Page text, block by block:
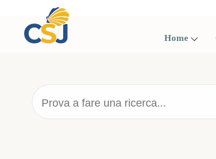
content
Home
Prova a fare una ricerca...